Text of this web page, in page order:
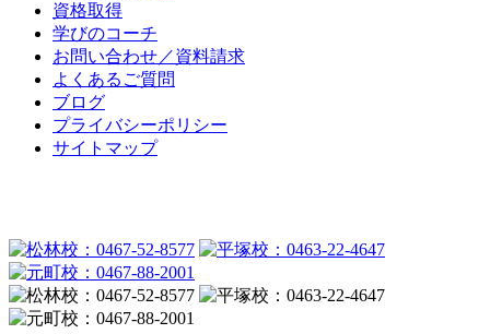
資格取得
学びのコーチ
お問い合わせ／資料請求
よくあるご質問
ブログ
プライバシーポリシー
サイトマップ